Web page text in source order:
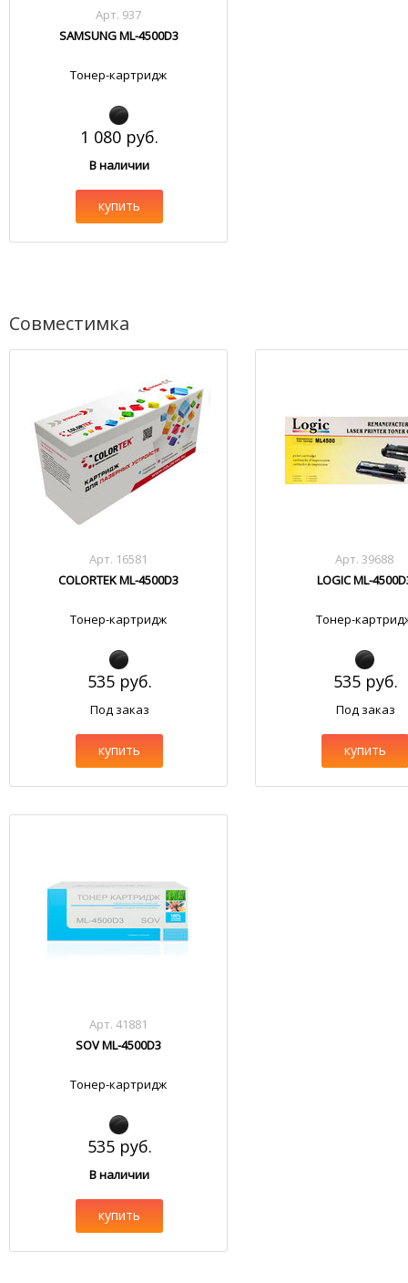
Арт. 937
SAMSUNG ML-4500D3
Тонер-картридж
1 080 руб.
В наличии
купить
Совместимка
Арт. 16581
COLORTEK ML-4500D3
Тонер-картридж
535 руб.
Под заказ
купить
Арт. 39688
LOGIC ML-
Тонер-
535 руб.
Под заказ
купить
Арт. 41881
SOV ML-4500D3
Тонер-картридж
535 руб.
В наличии
купить